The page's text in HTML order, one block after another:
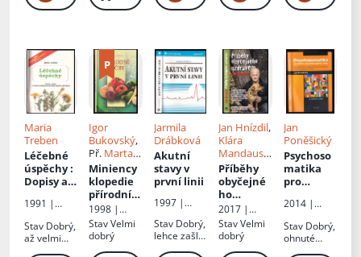
Maria
Treben
Léčebné
úspěchy:
Dopisy a
léčebnýc
h
výsledcíc
h podle
1991 |
Stav Dobrý,
až velmi
Igor
Bukovský,
Př. Marta
Bártová
Miniency
klopedie
přírodní
léčby
1998 |
Advent-
Orion
StavVelmi
dobrý
Jarmila
Drábková
Akutní
stavy v
první linii
1997 |
Stav Dobrý,
lehce zašlá
Jan Hnízdil,
Klára
Mandauso
vá
Příběhy
obyčejné
ho
uzdravení
2017 |
Nakladatels
tví Lidové
noviny
StavVelmi
dobrý
Jan
Poněšický
Psychoso
matika
pro
psychoter
apeuty i
laiky:
souvislost
2014 |
Stav Dobrý,
ohnuté